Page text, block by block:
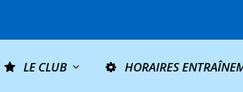
LE CLUB HORAIRES